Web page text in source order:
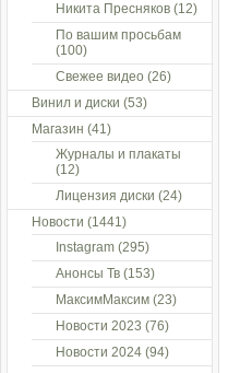
Никита Пресняков (12)
По вашим просьбам
(100)
Свежее видео (26)
Винил и диски (53)
Магазин (41)
Журналы и плакаты
(12)
Лицензия диски (24)
Новости (1441)
Instagram (295)
Анонсы Тв (153)
МаксимМаксим (23)
Новости 2023 (76)
Новости 2024 (94)